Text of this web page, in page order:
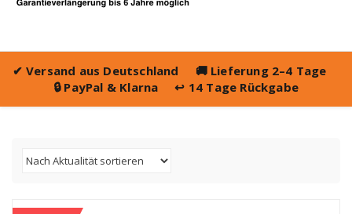
✔ Versand aus Deutschland 🚚 Lieferung 2–4 Tage
🔒 PayPal & Klarna ↩️ 14 Tage Rückgabe